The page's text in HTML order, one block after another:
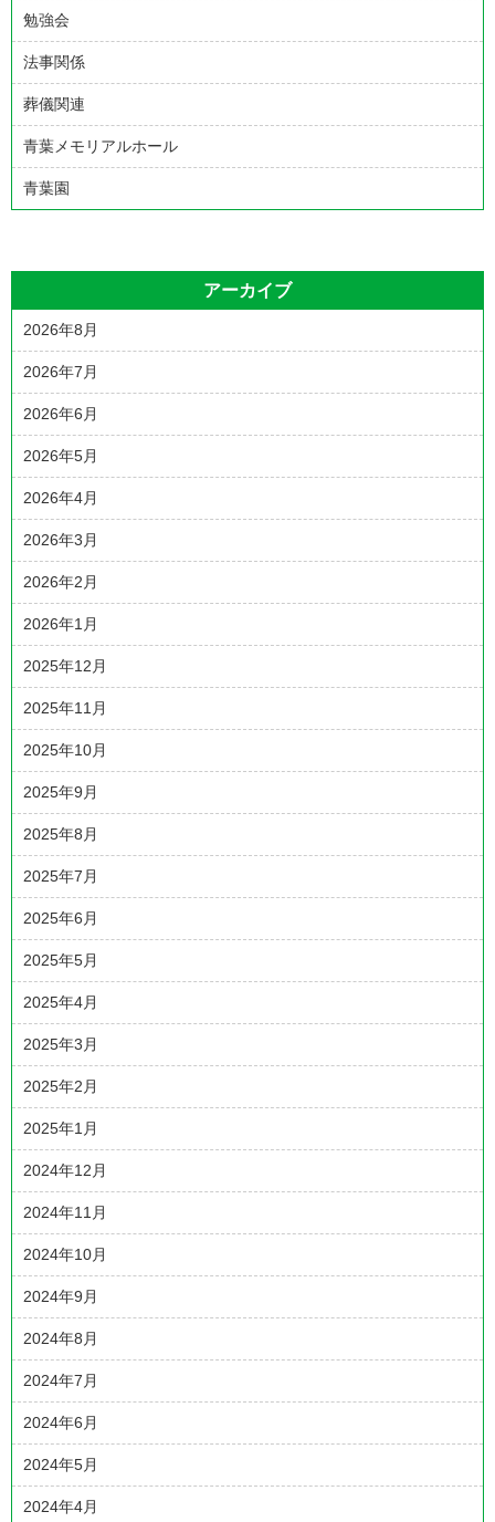
勉強会
法事関係
葬儀関連
青葉メモリアルホール
青葉園
アーカイブ
2026年8月
2026年7月
2026年6月
2026年5月
2026年4月
2026年3月
2026年2月
2026年1月
2025年12月
2025年11月
2025年10月
2025年9月
2025年8月
2025年7月
2025年6月
2025年5月
2025年4月
2025年3月
2025年2月
2025年1月
2024年12月
2024年11月
2024年10月
2024年9月
2024年8月
2024年7月
2024年6月
2024年5月
2024年4月